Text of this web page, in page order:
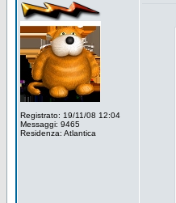
Registrato: 19/11/08 12:04
Messaggi: 9465
Residenza: Atlantica